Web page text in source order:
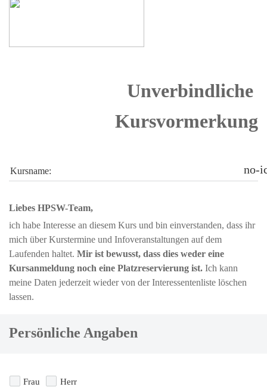
Unverbindliche
Kursvormerkung
Kursname: no-
Liebes HPSW-Team,
ich habe Interesse an diesem Kurs und bin einverstanden, dass ihr
mich über Kurstermine und Infoveranstaltungen auf dem
Laufenden haltet. Mir ist bewusst, dass dies weder eine
Kursanmeldung noch eine Platzreservierung ist. Ich kann
meine Daten jederzeit wieder von der Interessentenliste löschen
lassen.
Persönliche Angaben
Frau Herr